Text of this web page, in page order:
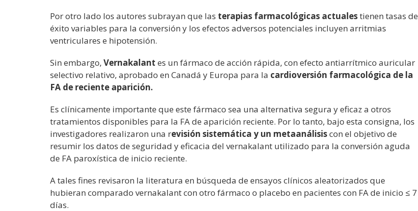
Por otro lado los autores subrayan que las terapias farmacológicas actualestienen tasas de
éxito variables para la conversión y los efectos adversos potenciales incluyen arritmias
ventriculares e hipotensión.
Sin embargo, Vernakalant es un fármaco de acción rápida, con efecto antiarrítmico auricular
selectivo relativo, aprobado en Canadá y Europa para la cardioversión farmacológica de la
FA de reciente aparición.
Es clínicamente importante que este fármaco sea una alternativa segura y eficaz a otros
tratamientos disponibles para la FA de aparición reciente. Por lo tanto, bajo esta consigna, los
investigadores realizaron una revisión sistemática y un metaanálisiscon el objetivo de
resumir los datos de seguridad y eficacia del vernakalant utilizado para la conversión aguda
de FA paroxística de inicio reciente.
A tales fines revisaron la literatura en búsqueda de ensayos clínicos aleatorizados que
hubieran comparado vernakalant con otro fármaco o placebo en pacientes con FA de inicio ≤ 7
días.